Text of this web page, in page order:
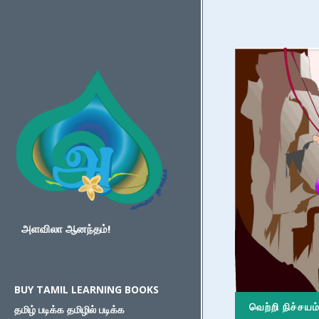
அளவிலா ஆனந்தம்!
BUY TAMIL LEARNING BOOKS
தமிழ் படிக்க தமிழில் படிக்க
வெற்றி